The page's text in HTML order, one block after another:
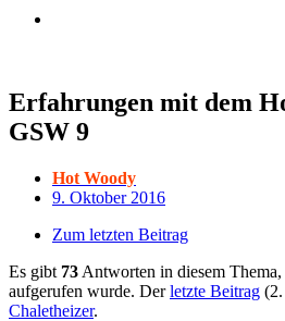
Erfahrungen mit dem
GSW 9
Hot Woody
9. Oktober 2016
Zum letzten Beitrag
Es gibt 73 Antworten in diesem
aufgerufen wurde. Derletzte Beitrag (
Chaletheizer.